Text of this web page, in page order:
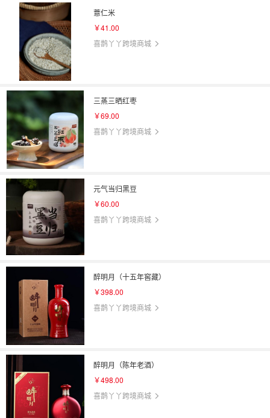
薏仁米
￥41.00
喜鹊丫丫跨境商城
三蒸三晒红枣
￥69.00
喜鹊丫丫跨境商城
元气当归黑豆
￥60.00
喜鹊丫丫跨境商城
醉明月（十五年窖藏）
￥398.00
喜鹊丫丫跨境商城
醉明月（陈年老酒）
￥498.00
喜鹊丫丫跨境商城